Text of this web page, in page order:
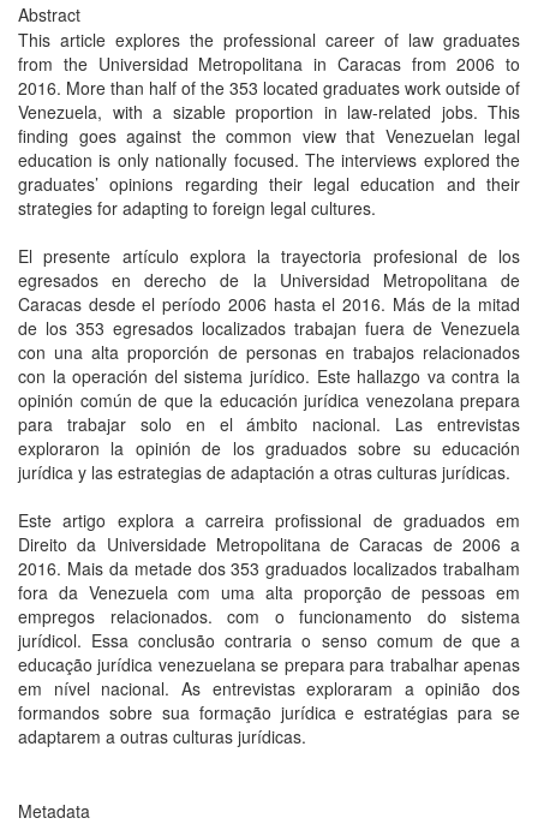
Abstract
This article explores the professional career of law graduates
from the Universidad Metropolitana in Caracas from 2006 to
2016. More than half of the 353 located graduates work outside of
Venezuela, with a sizable proportion in law-related jobs. This
finding goes against the common view that Venezuelan legal
education is only nationally focused. The interviews explored the
graduates’ opinions regarding their legal education and their
strategies for adapting to foreign legal cultures.
El presente artículo explora la trayectoria profesional de los
egresados en derecho de la Universidad Metropolitana de
Caracas desde el período 2006 hasta el 2016. Más de la mitad
de los 353 egresados localizados trabajan fuera de Venezuela
con una alta proporción de personas en trabajos relacionados
con la operación del sistema jurídico. Este hallazgo va contra la
opinión común de que la educación jurídica venezolana prepara
para trabajar solo en el ámbito nacional. Las entrevistas
exploraron la opinión de los graduados sobre su educación
jurídica y las estrategias de adaptación a otras culturas jurídicas.
Este artigo explora a carreira profissional de graduados em
Direito da Universidade Metropolitana de Caracas de 2006 a
2016. Mais da metade dos 353 graduados localizados trabalham
fora da Venezuela com uma alta proporção de pessoas em
empregos relacionados. com o funcionamento do sistema
jurídicol. Essa conclusão contraria o senso comum de que a
educação jurídica venezuelana se prepara para trabalhar apenas
em nível nacional. As entrevistas exploraram a opinião dos
formandos sobre sua formação jurídica e estratégias para se
adaptarem a outras culturas jurídicas.
Metadata